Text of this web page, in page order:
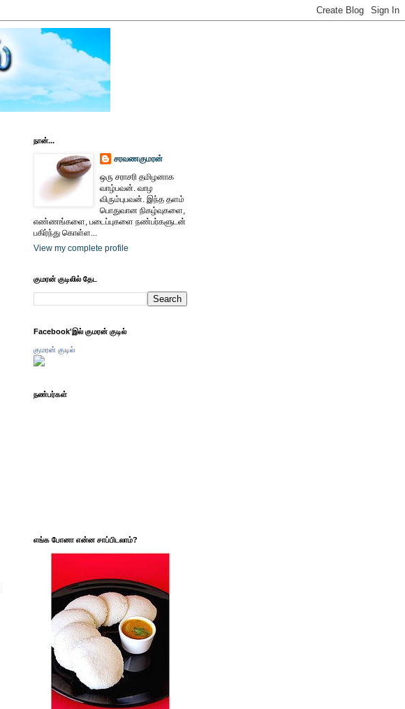
நான்...
சரவணகுமரன்
ஒரு சராசரி தமிழனாக
வாழ்பவன். வாழ
விரும்புபவன். இந்த தளம்
பொதுவான நிகழ்வுகளை,
எண்ணங்களை, படைப்புகளை நண்பர்களுடன்
பகிர்ந்து கொள்ள...
View my complete profile
குமரன் குடிலில் தேட
Facebook'இல் குமரன் குடில்
குமரன் குடில்
நண்பர்கள்
எங்க போனா என்ன சாப்பிடலாம்?